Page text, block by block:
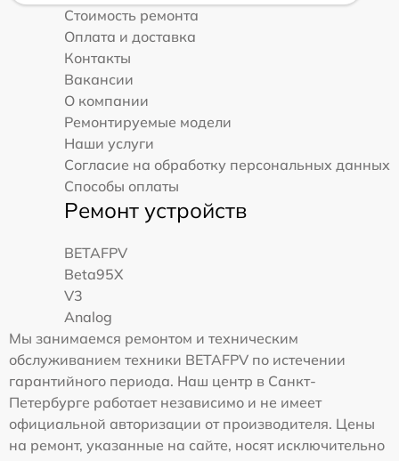
Стоимость ремонта
Оплата и доставка
Контакты
Вакансии
О компании
Ремонтируемые модели
Наши услуги
Согласие на обработку персональных данных
Способы оплаты
Ремонт устройств
BETAFPV
Beta95X
V3
Analog
Мы занимаемся ремонтом и техническим
обслуживанием техники BETAFPV по истечении
гарантийного периода. Наш центр в Санкт-
Петербурге работает независимо и не имеет
официальной авторизации от производителя. Цены
на ремонт, указанные на сайте, носят исключительно